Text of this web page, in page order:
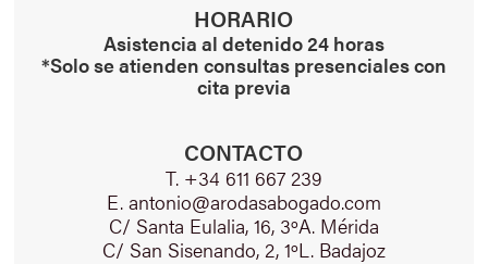
HORARIO
Asistencia al detenido 24 horas
*Solo se atienden consultas presenciales con
cita previa
CONTACTO
T. +34 611 667 239
E. antonio@arodasabogado.com
C/ Santa Eulalia, 16, 3ºA. Mérida
C/ San Sisenando, 2, 1ºL. Badajoz